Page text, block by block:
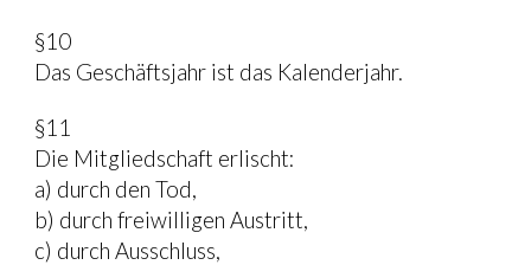
§10
Das Geschäftsjahr ist das Kalenderjahr.
§11
Die Mitgliedschaft erlischt:
a) durch den Tod,
b) durch freiwilligen Austritt,
c) durch Ausschluss,